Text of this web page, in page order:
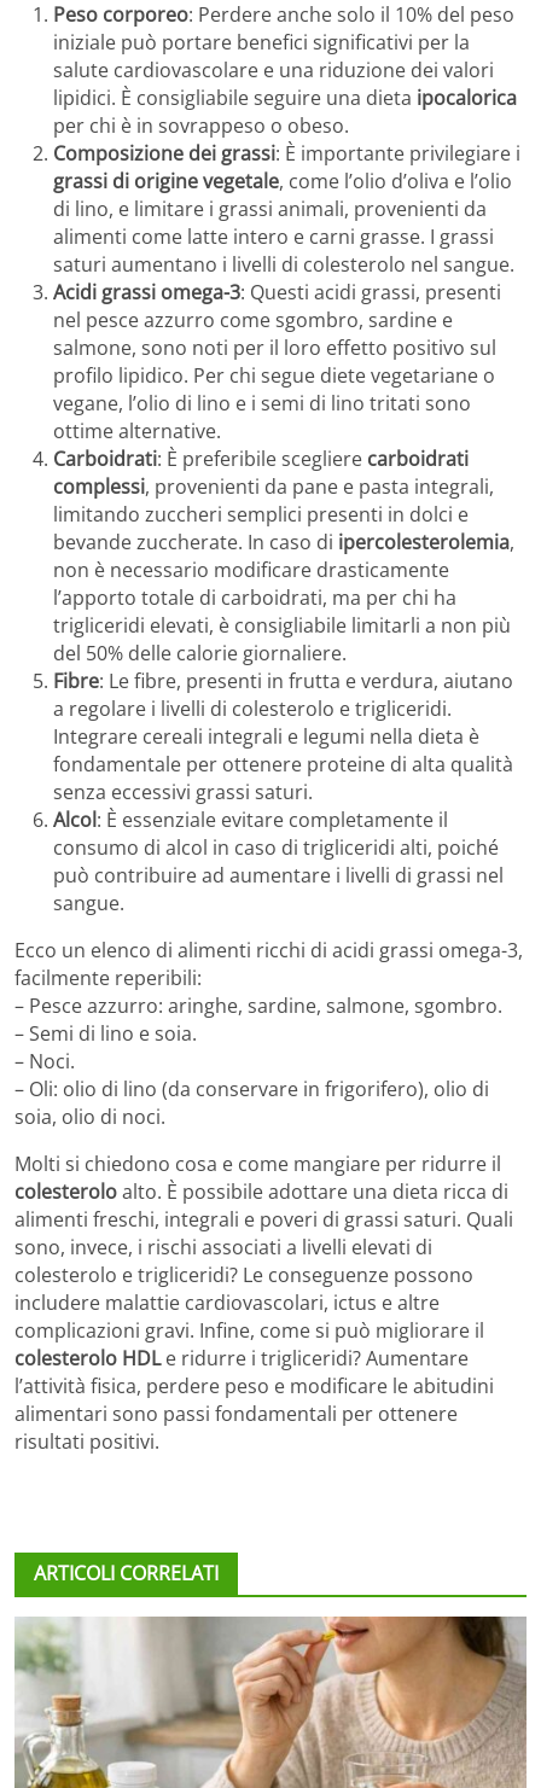
Peso corporeo: Perdere anche solo il 10% del peso
iniziale può portare benefici significativi per la
salute cardiovascolare e una riduzione dei valori
lipidici. È consigliabile seguire una dieta ipocalorica
per chi è in sovrappeso o obeso.
Composizione dei grassi: È importante privilegiare i
grassi di origine vegetale, come l’olio d’oliva e l’olio
di lino, e limitare i grassi animali, provenienti da
alimenti come latte intero e carni grasse. I grassi
saturi aumentano i livelli di colesterolo nel sangue.
Acidi grassi omega-3: Questi acidi grassi, presenti
nel pesce azzurro come sgombro, sardine e
salmone, sono noti per il loro effetto positivo sul
profilo lipidico. Per chi segue diete vegetariane o
vegane, l’olio di lino e i semi di lino tritati sono
ottime alternative.
Carboidrati: È preferibile scegliere carboidrati
complessi, provenienti da pane e pasta integrali,
limitando zuccheri semplici presenti in dolci e
bevande zuccherate. In caso di ipercolesterolemia,
non è necessario modificare drasticamente
l’apporto totale di carboidrati, ma per chi ha
trigliceridi elevati, è consigliabile limitarli a non più
del 50% delle calorie giornaliere.
Fibre: Le fibre, presenti in frutta e verdura, aiutano
a regolare i livelli di colesterolo e trigliceridi.
Integrare cereali integrali e legumi nella dieta è
fondamentale per ottenere proteine di alta qualità
senza eccessivi grassi saturi.
Alcol: È essenziale evitare completamente il
consumo di alcol in caso di trigliceridi alti, poiché
può contribuire ad aumentare i livelli di grassi nel
sangue.
Ecco un elenco di alimenti ricchi di acidi grassi omega-3,
facilmente reperibili:
– Pesce azzurro: aringhe, sardine, salmone, sgombro.
– Semi di lino e soia.
– Noci.
– Oli: olio di lino (da conservare in frigorifero), olio di
soia, olio di noci.
Molti si chiedono cosa e come mangiare per ridurre il
colesteroloalto. È possibile adottare una dieta ricca di
alimenti freschi, integrali e poveri di grassi saturi. Quali
sono, invece, i rischi associati a livelli elevati di
colesterolo e trigliceridi? Le conseguenze possono
includere malattie cardiovascolari, ictus e altre
complicazioni gravi. Infine, come si può migliorare il
colesterolo HDLe ridurre i trigliceridi? Aumentare
l’attività fisica, perdere peso e modificare le abitudini
alimentari sono passi fondamentali per ottenere
risultati positivi.
ARTICOLI CORRELATI